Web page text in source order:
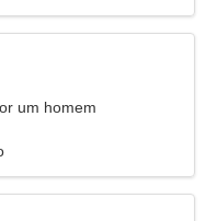
um homem